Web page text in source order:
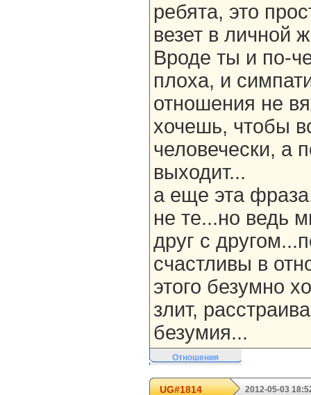
ребята, это
везет в личной
Вроде ты и по-
плоха, и
отношения не
хочешь, чтобы
человечески, а
выходит...
а еще эта
не те...но ведь
друг с
счастливы в
этого безумно
злит,
безумия...
Отношения
UG#1814 2012-05-03